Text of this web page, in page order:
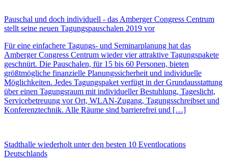
Pauschal und doch individuell - das Amberger Congress Centrum
stellt seine neuen Tagungspauschalen 2019 vor
Für eine einfachere Tagungs- und Seminarplanung hat das
Amberger Congress Centrum wieder vier attraktive Tagungspakete
geschnürt. Die Pauschalen, für 15 bis 60 Personen, bieten
größtmögliche finanzielle Planungssicherheit und individuelle
Möglichkeiten. Jedes Tagungspaket verfügt in der Grundausstattung
über einen Tagungsraum mit individueller Bestuhlung, Tageslicht,
Servicebetreuung vor Ort, WLAN-Zugang, Tagungsschreibset und
Konferenztechnik. Alle Räume sind barrierefrei und […]
Stadthalle wiederholt unter den besten 10 Eventlocations
Deutschlands